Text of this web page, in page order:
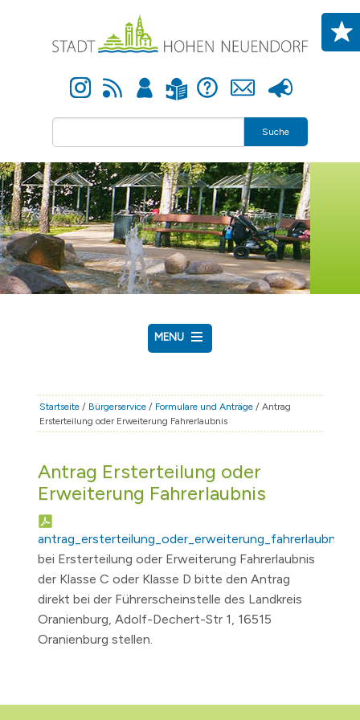
Instagram Newsfeed Anmelden Leichte Sprache Hilfe Kontakt Presse
Suche
MENU
RATHAUS & POLITIK
BÜRGERSERVICE
TOURISMUS
Startseite / Bürgerservice / Formulare und Anträge / Antrag
Ersterteilung oder Erweiterung Fahrerlaubnis
Antrag Ersterteilung oder
Erweiterung Fahrerlaubnis
bei Ersterteilung oder Erweiterung Fahrerlaubnis
der Klasse C oder Klasse D bitte den Antrag
direkt bei der Führerscheinstelle des Landkreis
Oranienburg, Adolf-Dechert-Str 1, 16515
Oranienburg stellen.